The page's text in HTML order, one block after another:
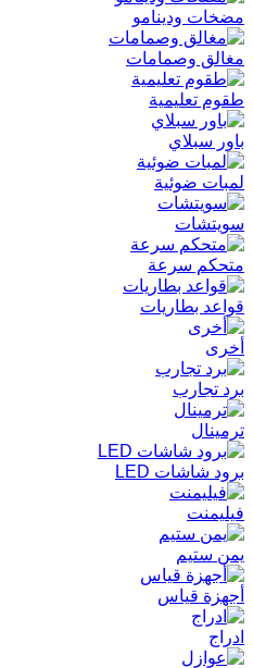
مضخات ودينامو
مغالق وصمامات
طقوم تعليمية
باور سبلاي
لمبات ضوئية
سويتشات
متحكم سرعة
قواعد بطاريات
أخرى
برد تجارب
ترمينال
برود شاشات LED
فيليمنت
يمن ستيم
أجهزة قياس
ادراج